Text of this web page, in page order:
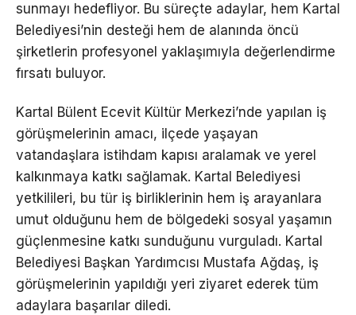
sunmayı hedefliyor. Bu süreçte adaylar, hem Kartal
Belediyesi’nin desteği hem de alanında öncü
şirketlerin profesyonel yaklaşımıyla değerlendirme
fırsatı buluyor.
Kartal Bülent Ecevit Kültür Merkezi’nde yapılan iş
görüşmelerinin amacı, ilçede yaşayan
vatandaşlara istihdam kapısı aralamak ve yerel
kalkınmaya katkı sağlamak. Kartal Belediyesi
yetkilileri, bu tür iş birliklerinin hem iş arayanlara
umut olduğunu hem de bölgedeki sosyal yaşamın
güçlenmesine katkı sunduğunu vurguladı. Kartal
Belediyesi Başkan Yardımcısı Mustafa Ağdaş, iş
görüşmelerinin yapıldığı yeri ziyaret ederek tüm
adaylara başarılar diledi.